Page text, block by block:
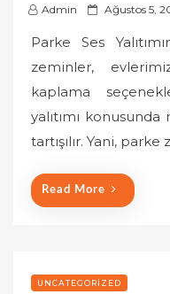
Admin
P
s
d
Ağustos 5,
Parke Ses
zeminler,
kaplama
yalıtımı
tartışılır. Yani,
Read More
UNCATEGORIZED